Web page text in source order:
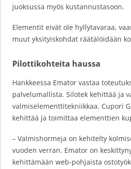
juoksussa myös kustannustasoon.
Elementit eivät ole hyllytavaraa,
muut yksityiskohdat räätälöidään
Pilottikohteita haussa
Hankkeessa Emator vastaa
palvelumallista. Silotek kehittää ja
valmiselementtitekniikkaa. Cupori
kehittää ja toimittaa elementtien
– Valmishormeja on kehitelty
vuoden verran. Emator on
kehittämään web-pohjaista